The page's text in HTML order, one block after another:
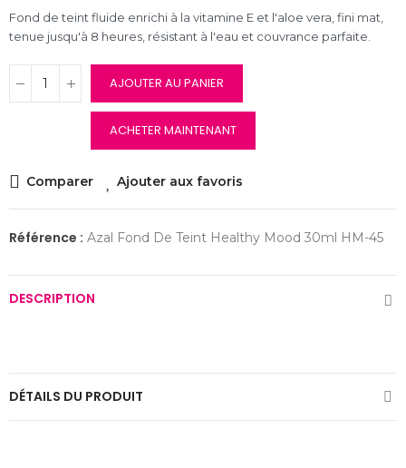
Fond de teint fluide enrichi à la vitamine E et l'aloe vera, fini mat,
tenue jusqu'à 8 heures, résistant à l'eau et couvrance parfaite.
AJOUTER AU PANIER
ACHETER MAINTENANT
Comparer Ajouter aux favoris
Référence : Azal Fond De Teint Healthy Mood 30ml HM-45
DESCRIPTION
DÉTAILS DU PRODUIT